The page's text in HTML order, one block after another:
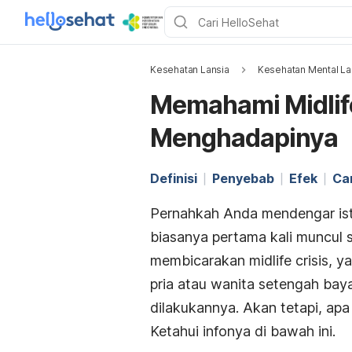
Kesehatan Lansia Kesehatan Mental
Memahami
Menghadapinya
Definisi Penyebab Efek
Pernahkah Anda mendengar
biasanya pertama kali muncul
membicarakan midlife crisis,
pria atau wanita setengah
dilakukannya. Akan tetapi,
Ketahui infonya di bawah ini.